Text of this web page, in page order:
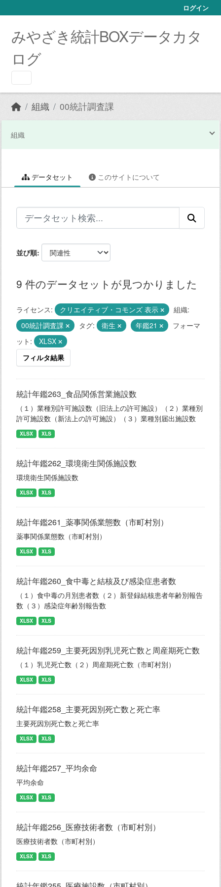
ログイン
みやざき統計BOXデータカタ
ログ
組織 00統計調査課
組織
データセット このサイトについて
並び順
9 件のデータセットが見つかりました
ライセンス: クリエイティブ・コモンズ 表示
組織:
00統計調査課
タグ: 衛生 年鑑21
フォーマ
ット:
XLSX
フィルタ結果
統計年鑑263_食品関係営業施設数
（１）業種別許可施設数（旧法上の許可施設）（２）業種別
許可施設数（新法上の許可施設）（３）業種別届出施設数
XLSX XLS
統計年鑑262_環境衛生関係施設数
環境衛生関係施設数
XLSX XLS
統計年鑑261_薬事関係業態数（市町村別）
薬事関係業態数（市町村別）
XLSX XLS
統計年鑑260_食中毒と結核及び感染症患者数
（１）食中毒の月別患者数（２）新登録結核患者年齢別報告
数（３）感染症年齢別報告数
XLSX XLS
統計年鑑259_主要死因別乳児死亡数と周産期死亡数
（１）乳児死亡数（２）周産期死亡数（市町村別）
XLSX XLS
統計年鑑258_主要死因別死亡数と死亡率
主要死因別死亡数と死亡率
XLSX XLS
統計年鑑257_平均余命
平均余命
XLSX XLS
統計年鑑256_医療技術者数（市町村別）
医療技術者数（市町村別）
XLSX XLS